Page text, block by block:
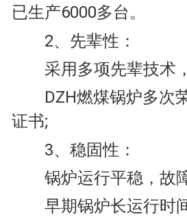
已生产6000多台。
2、先辈性：
采用多项先辈技术，
DZH燃煤锅炉多次荣
证书;
3、稳固性：
锅炉运行平稳，故障
早期锅炉长运行时间